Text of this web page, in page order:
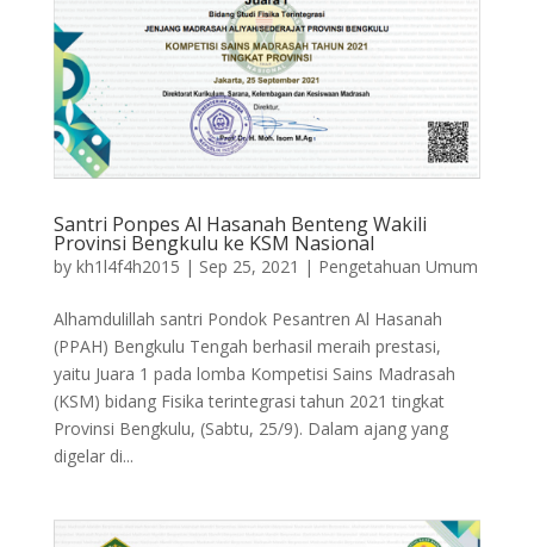
Santri Ponpes Al Hasanah Benteng Wakili
Provinsi Bengkulu ke KSM Nasional
by kh1l4f4h2015 | Sep 25, 2021 | Pengetahuan Umum
Alhamdulillah santri Pondok Pesantren Al Hasanah
(PPAH) Bengkulu Tengah berhasil meraih prestasi,
yaitu Juara 1 pada lomba Kompetisi Sains Madrasah
(KSM) bidang Fisika terintegrasi tahun 2021 tingkat
Provinsi Bengkulu, (Sabtu, 25/9). Dalam ajang yang
digelar di...